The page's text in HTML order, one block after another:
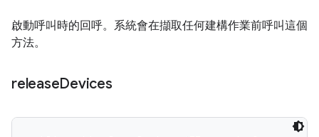
啟動呼叫時的回呼。系統會在擷取任何建構作業前呼叫這個
方法。
releaseDevices